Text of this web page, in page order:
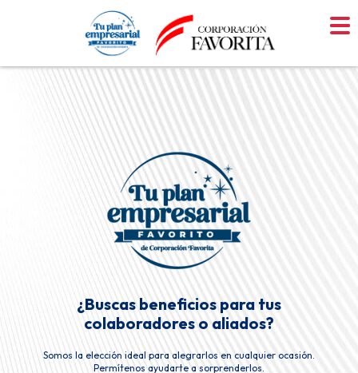
¿Buscas beneficios para tus
colaboradores o aliados?
Somos la elección ideal para alegrarlos en cualquier ocasión.
Permítenos ayudarte a sorprenderlos.